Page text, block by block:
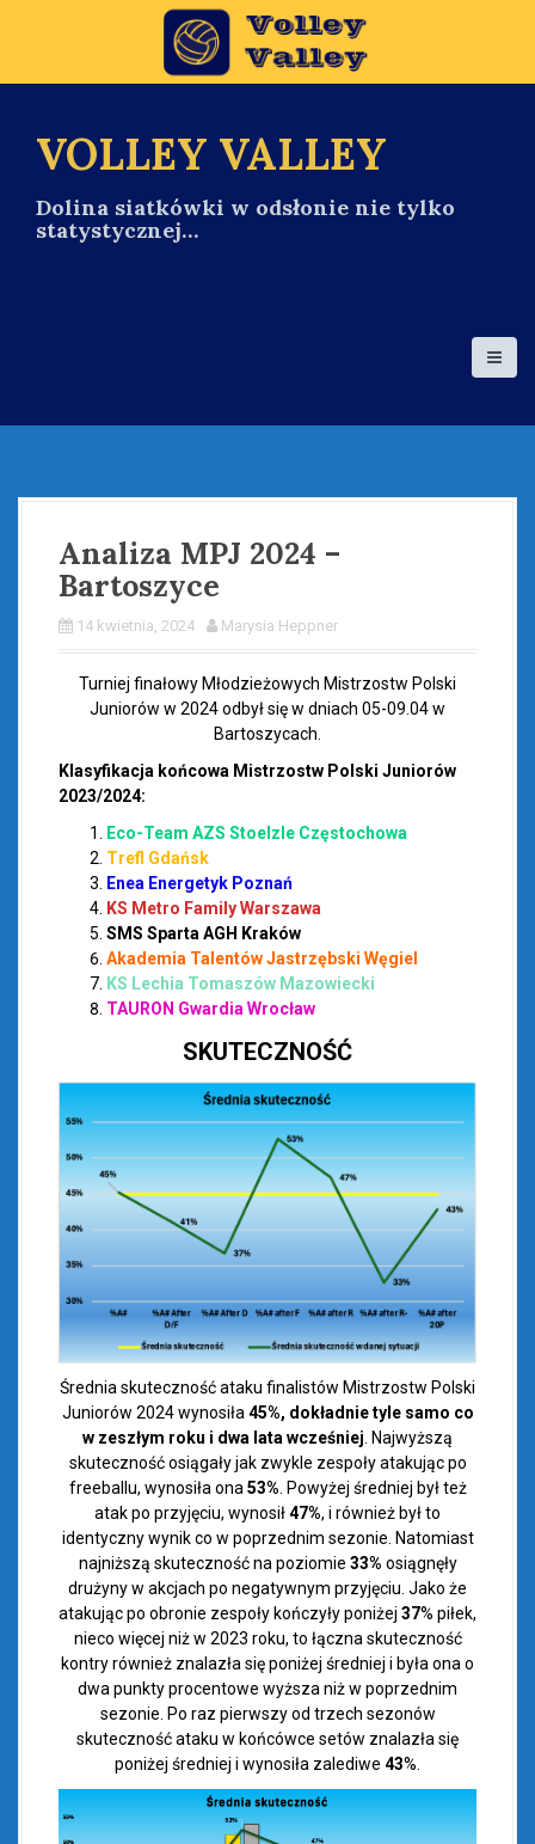
p
VOLLEY VALLEY
Dolina siatkówki w odsłonie nie tylko
statystycznej…
Analiza MPJ 2024 –
Bartoszyce
14 kwietnia, 2024 Marysia Heppner
Turniej finałowy Młodzieżowych Mistrzostw Polski
Juniorów w 2024 odbył się w dniach 05-09.04 w
Bartoszycach.
Klasyfikacja końcowa Mistrzostw Polski Juniorów
2023/2024:
Eco-Team AZS Stoelzle Częstochowa
Trefl Gdańsk
Enea Energetyk Poznań
KS Metro Family Warszawa
SMS Sparta AGH Kraków
Akademia Talentów Jastrzębski Węgiel
KS Lechia Tomaszów Mazowiecki
TAURON Gwardia Wrocław
SKUTECZNOŚĆ
Średnia skuteczność ataku finalistów Mistrzostw Polski
Juniorów 2024 wynosiła 45%, dokładnie tyle samo co
w zeszłym roku i dwa lata wcześniej . Najwyższą
skuteczność osiągały jak zwykle zespoły atakując po
freeballu, wynosiła ona 53% . Powyżej średniej był też
atak po przyjęciu, wynosił47%, i również był to
identyczny wynik co w poprzednim sezonie. Natomiast
najniższą skuteczność na poziomie 33% osiągnęły
drużyny w akcjach po negatywnym przyjęciu. Jako że
atakując po obronie zespoły kończyły poniżej 37% piłek,
nieco więcej niż w 2023 roku, to łączna skuteczność
kontry również znalazła się poniżej średniej i była ona o
dwa punkty procentowe wyższa niż w poprzednim
sezonie. Po raz pierwszy od trzech sezonów
skuteczność ataku w końcówce setów znalazła się
poniżej średniej i wynosiła zalediwe 43%.